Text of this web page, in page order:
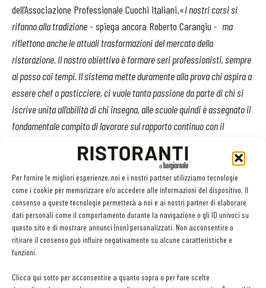
Per fornire le migliori esperienze, noi e i nostri partner utilizziamo tecnologie
come i cookie per memorizzare e/o accedere alle informazioni del dispositivo. Il
consenso a queste tecnologie permetterà a noi e ai nostri partner di elaborare
dati personali come il comportamento durante la navigazione o gli ID univoci su
questo sito e di mostrare annunci (non) personalizzati. Non acconsentire o
ritirare il consenso può influire negativamente su alcune caratteristiche e
funzioni.
Clicca qui sotto per acconsentire a quanto sopra o per fare scelte
dell’Associazione Professionale Cuochi Italiani.«I nostri corsi si
rifanno alla tradizione - spiega ancora Roberto Carangiu - ma
riflettono anche le attuali trasformazioni del mercato della
ristorazione. Il nostro obiettivo è formare seri professionisti, sempre
al passo coi tempi. Il sistema mette duramente alla prova chi aspira a
essere chef o pasticciere, ci vuole tanta passione da parte di chi si
iscrive unita all’abilità di chi insegna, alle scuole quindi è assegnato il
fondamentale compito di lavorare sul rapporto continuo con il
I corsi professionali di Congusto sono tutti certificati, al termine
delle lezioni in aula la formazione continua all’interno dei migliori
ristoranti e hotels (citati nella Guida Rossa Michelin e compresi ne
Le Soste) come in pizzerie, bakery e pasticcerie di assoluto livello.
Stage che il 97% degli allievi ha giudicato positivi.